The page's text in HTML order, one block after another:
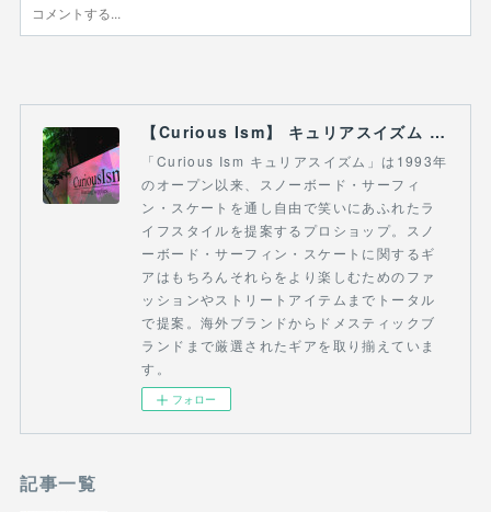
【Curious Ism】 キュリアスイズム l スノーボードショップ サーフショップ 福島県 会津若松市 郡山市 通販
「Curious Ism キュリアスイズム」は1993年
のオープン以来、スノーボード・サーフィ
ン・スケートを通し自由で笑いにあふれたラ
イフスタイルを提案するプロショップ。スノ
ーボード・サーフィン・スケートに関するギ
アはもちろんそれらをより楽しむためのファ
ッションやストリートアイテムまでトータル
で提案。海外ブランドからドメスティックブ
ランドまで厳選されたギアを取り揃えていま
す。
フォロー
記事一覧